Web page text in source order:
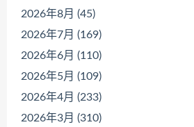
2026年8月 (45)
2026年7月 (169)
2026年6月 (110)
2026年5月 (109)
2026年4月 (233)
2026年3月 (310)